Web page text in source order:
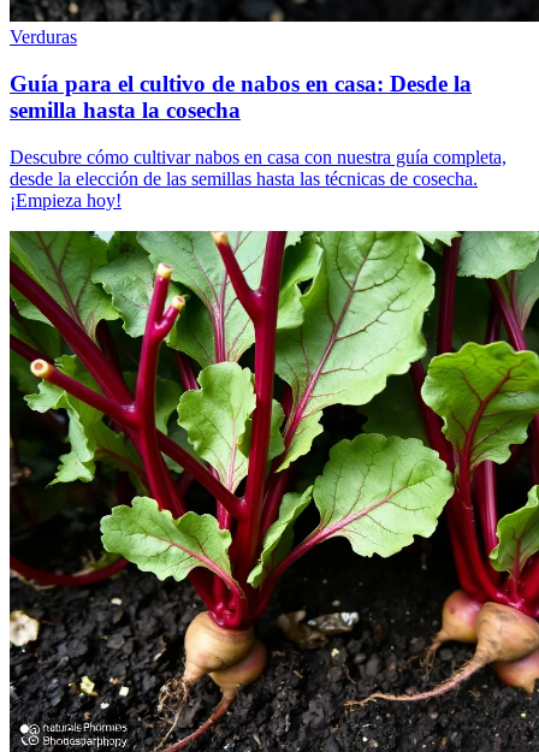
Verduras
Guía para el cultivo de nabos en casa: Desde la
semilla hasta la cosecha
Descubre cómo cultivar nabos en casa con nuestra guía completa,
desde la elección de las semillas hasta las técnicas de cosecha.
¡Empieza hoy!